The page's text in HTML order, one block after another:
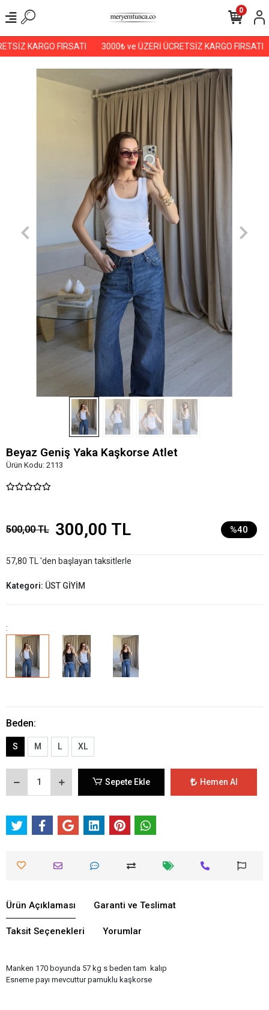
KARGO FIRSATI 3000₺ ve ÜZERİ ÜCRETSİZ KARGO FIRSATI
0
Beyaz Geniş Yaka Kaşkorse Atlet
Ürün Kodu: 2113
500,00 TL 300,00 TL %40
57,80 TL 'den başlayan taksitlerle
Kategori: ÜST GİYİM
:
Beden:
S M L XL
Sepete Ekle Hemen Al
Ürün Açıklaması Garanti ve Teslimat
Taksit Seçenekleri Yorumlar
Manken 170 boyunda 57 kg s beden tam kalıp
Esneme payı mevcuttur pamuklu kaşkorse